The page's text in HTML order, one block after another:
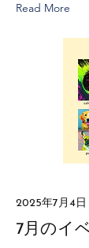
Read More
2025年7月4日
7月のイ